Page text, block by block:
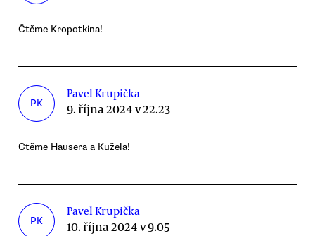
Čtěme Kropotkina!
PK
Pavel Krupička
9. října 2024 v 22.23
Čtěme Hausera a Kužela!
PK
Pavel Krupička
10. října 2024 v 9.05